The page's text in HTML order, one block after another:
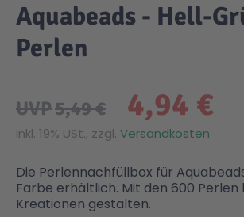
Aquabeads - Hell-
Perlen
4,94 €
UVP5,49 €
Inkl. 19% USt., zzgl. Versandkosten
Die Perlennachfüllbox für
Farbe erhältlich. Mit den 600 Perlen
Kreationen gestalten.